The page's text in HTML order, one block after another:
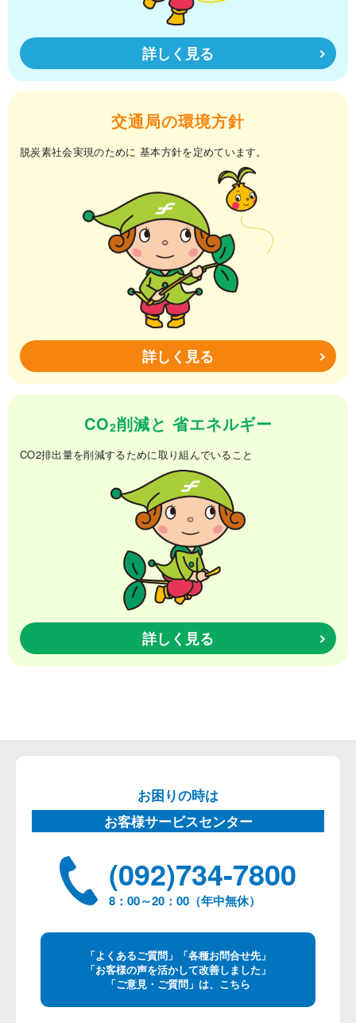
詳しく見る
交通局の環境方針
脱炭素社会実現のために 基本方針を定めています。
詳しく見る
CO2削減と 省エネルギー
CO2排出量を削減するために取り組んでいること
詳しく見る
お困りの時は
お客様サービスセンター
(092)734-7800
8：00～20：00（年中無休）
「よくあるご質問」「各種お問合せ先」
「お客様の声を活かして改善しました」
「ご意見・ご質問」は、こちら